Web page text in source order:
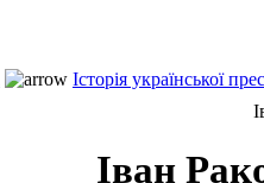
Історія української
Іван